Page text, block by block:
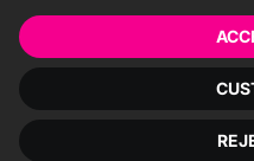
普通话
© 2026 Wonderland